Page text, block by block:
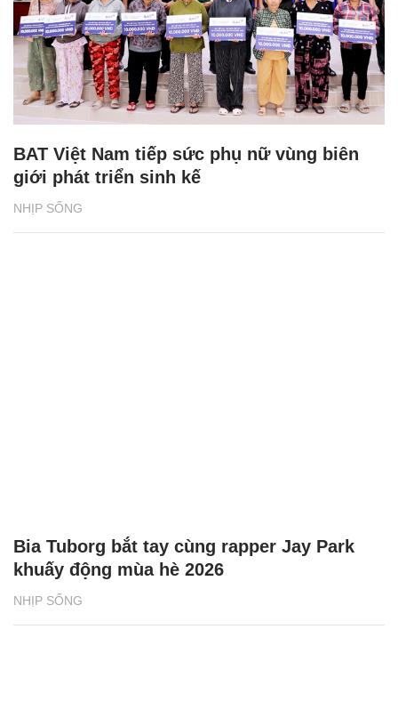
NHỊP SỐNG
BAT Việt Nam tiếp sức phụ nữ vùng biên
giới phát triển sinh kế
NHỊP SỐNG
Bia Tuborg bắt tay cùng rapper Jay Park
khuấy động mùa hè 2026